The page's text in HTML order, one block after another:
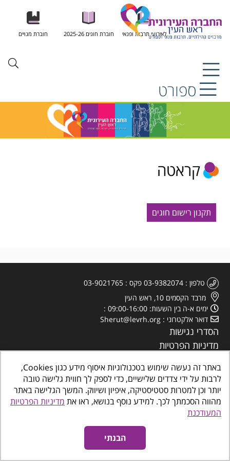
לאירועי תרבות ופנאי חוברת חוגים 2025-26 חוברת מנויים
ספורט
קראטה
תקנון רישום חוגים
טלפון 03-9382074 פקס
03-9021765
מרבד הקסמים 10, ראש העין
ימים א-ה בין השעות: 09:00-16:00
דואר אלקטרוני
Sherut@levrh.org
הסדרי נגישות
מדיניות הפרטיות
כל הזכויות שמורות ©
www.makombalev.org.il החברה העירונית ראש העין מרכזים
אינטרדיל בניית אתרים לעסקים נגישות אתרים
באתר זה נעשה שימוש בטכנולוגיות איסוף מידע כגון Cookies,
לרבות על ידי צדדים שלישיים, כדי לספק לך חווית גלישה טובה
יותר וכן למטרות סטטיסטיקה, איפיון ושיווק. המשך הגלישה באתר
מהווה הסכמתך לכך. למידע נוסף בנושא, ראו את מדיניות הפרטיות
המעודכנת
הבנתי